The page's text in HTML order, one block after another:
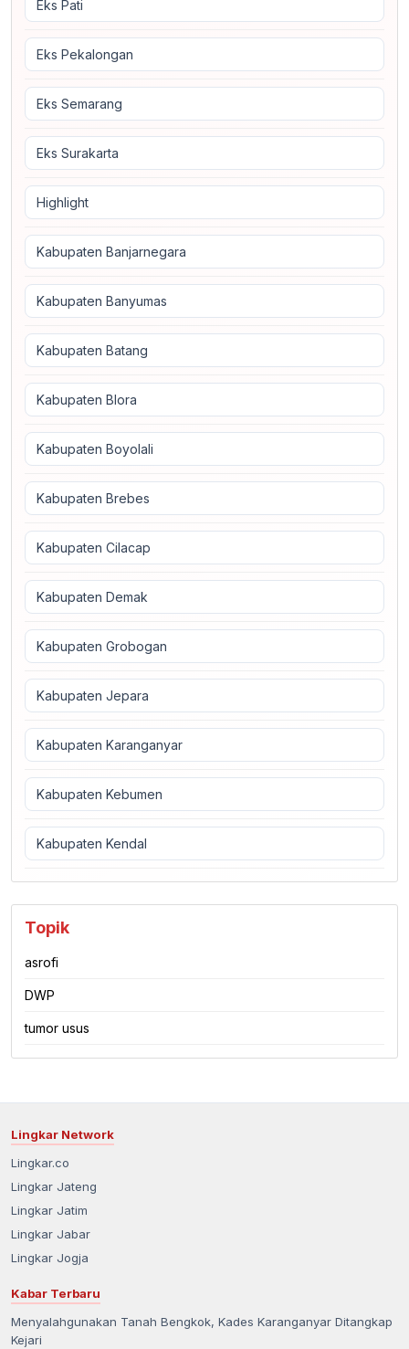
Eks Pati
Eks Pekalongan
Eks Semarang
Eks Surakarta
Highlight
Kabupaten Banjarnegara
Kabupaten Banyumas
Kabupaten Batang
Kabupaten Blora
Kabupaten Boyolali
Kabupaten Brebes
Kabupaten Cilacap
Kabupaten Demak
Kabupaten Grobogan
Kabupaten Jepara
Kabupaten Karanganyar
Kabupaten Kebumen
Kabupaten Kendal
Topik
asrofi
DWP
tumor usus
Lingkar Network
Lingkar.co
Lingkar Jateng
Lingkar Jatim
Lingkar Jabar
Lingkar Jogja
Kabar Terbaru
Menyalahgunakan Tanah Bengkok, Kades Karanganyar Ditangkap
Kejari